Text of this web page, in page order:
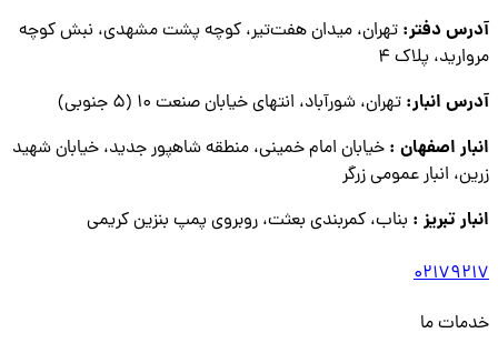
آدرس دفتر: تهران، میدان هفت‌تیر، کوچه پشت مشهدی، نبش کوچه
مروارید، پلاک ۴
آدرس انبار: تهران، شورآباد، انتهای خیابان صنعت ۱۰ (۵ جنوبی)
انبار اصفهان : خیابان امام خمینی، منطقه شاهپور جدید، خیابان شهید
زرین، انبار عمومی زرگر
انبار تبریز : بناب، کمربندی بعثت، روبروی پمپ بنزین کریمی
02179217
خدمات ما